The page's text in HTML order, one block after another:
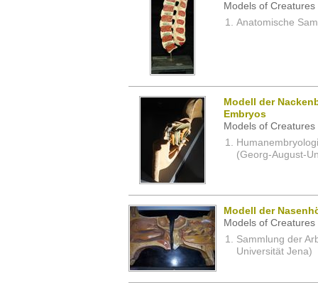
Models of
Anatomische
Modell der
Embryos
Models of
(Georg-August-
Modell der
Models of
Sammlung der
Universität Jena)